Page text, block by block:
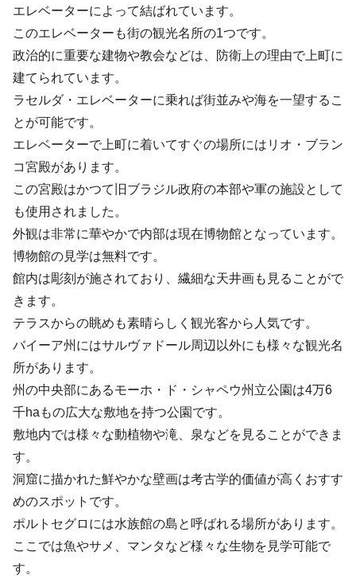
エレベーターによって結ばれています。
このエレベーターも街の観光名所の1つです。
政治的に重要な建物や教会などは、防衛上の理由で上町に
建てられています。
ラセルダ・エレベーターに乗れば街並みや海を一望するこ
とが可能です。
エレベーターで上町に着いてすぐの場所にはリオ・ブラン
コ宮殿があります。
この宮殿はかつて旧ブラジル政府の本部や軍の施設として
も使用されました。
外観は非常に華やかで内部は現在博物館となっています。
博物館の見学は無料です。
館内は彫刻が施されており、繊細な天井画も見ることがで
きます。
テラスからの眺めも素晴らしく観光客から人気です。
バイーア州にはサルヴァドール周辺以外にも様々な観光名
所があります。
州の中央部にあるモーホ・ド・シャペウ州立公園は4万6
千haもの広大な敷地を持つ公園です。
敷地内では様々な動植物や滝、泉などを見ることができま
す。
洞窟に描かれた鮮やかな壁画は考古学的価値が高くおすす
めのスポットです。
ポルトセグロには水族館の島と呼ばれる場所があります。
ここでは魚やサメ、マンタなど様々な生物を見学可能で
す。